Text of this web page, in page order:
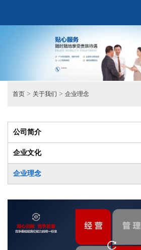
首页 > 关于我们 > 企业理念
公司简介
企业文化
企业理念